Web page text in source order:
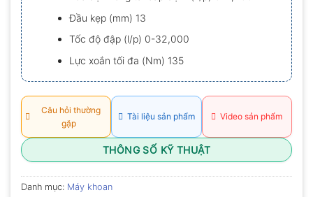
sao
Đầu kẹp (mm) 13
Tốc độ đập (l/p) 0-32,000
Lực xoắn tối đa (Nm) 135
Câu hỏi thường
gặp
Tài liệu sản phẩm Video sản phẩm
THÔNG SỐ KỸ THUẬT
Danh mục: Máy khoan